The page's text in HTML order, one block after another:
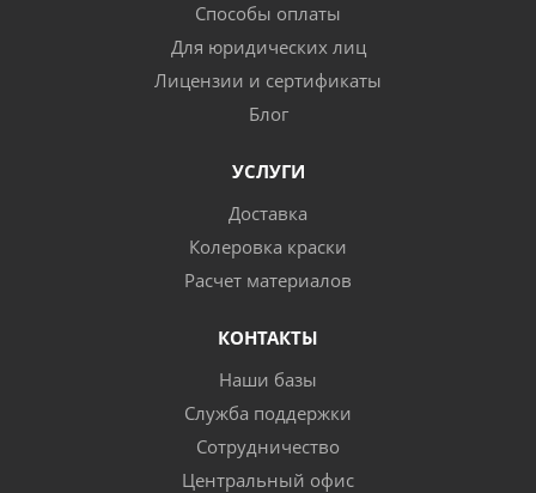
Способы оплаты
Для юридических лиц
Лицензии и сертификаты
Блог
УСЛУГИ
Доставка
Колеровка краски
Расчет материалов
КОНТАКТЫ
Наши базы
Служба поддержки
Сотрудничество
Центральный офис